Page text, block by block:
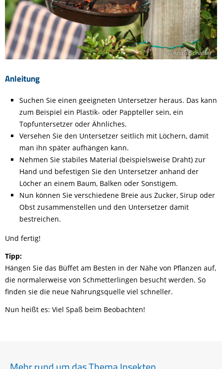
© Anita Schäffer
Anleitung
Suchen Sie einen geeigneten Untersetzer heraus. Das kann
zum Beispiel ein Plastik- oder Pappteller sein, ein
Topfuntersetzer oder Ähnliches.
Versehen Sie den Untersetzer seitlich mit Löchern, damit
man ihn später aufhängen kann.
Nehmen Sie stabiles Material (beispielsweise Draht) zur
Hand und befestigen Sie den Untersetzer anhand der
Löcher an einem Baum, Balken oder Sonstigem.
Nun können Sie verschiedene Breie aus Zucker, Sirup oder
Obst zusammenstellen und den Untersetzer damit
bestreichen.
Und fertig!
Tipp:
Hängen Sie das Büffet am Besten in der Nähe von Pflanzen auf,
die normalerweise von Schmetterlingen besucht werden. So
finden sie die neue Nahrungsquelle viel schneller.
Nun heißt es: Viel Spaß beim Beobachten!